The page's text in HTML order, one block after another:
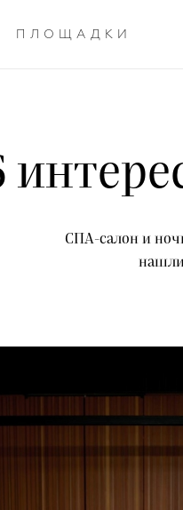
ПЛОЩАДКИ
СПА-салон и
нашли